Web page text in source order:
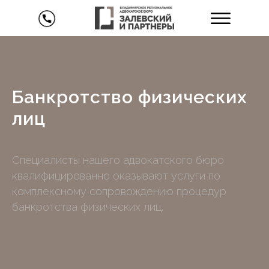
Банкротство физических
лиц
Специалисты нашего адвокатского бюро
квалифицированно оказывают услуги по
комплексному сопровождению процедур
банкротства физических лиц.